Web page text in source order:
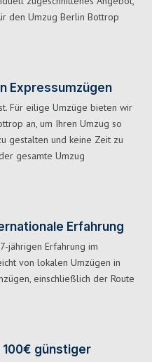
den Umzug Berlin Bottrop
Expressumzügen
Für eilige Umzüge bieten wir
an, um Ihren Umzug so
gestalten und keine Zeit zu
gesamte Umzug
Erfahrung
jährigen Erfahrung im
von lokalen Umzügen in
einschließlich der Route
günstiger